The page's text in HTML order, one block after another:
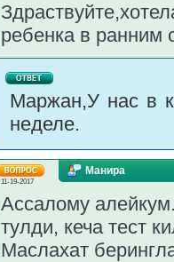
ребенка в ранним
Маржан,У нас в
неделе.
11-19-2017
Манира
Ассалому
тулди, кеча тест
Маслахат